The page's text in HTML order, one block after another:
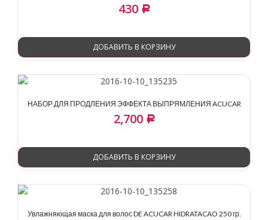
430 Р
ДОБАВИТЬ В КОРЗИНУ
НАБОР ДЛЯ ПРОДЛЕНИЯ ЭФФЕКТА ВЫПРЯМЛЕНИЯ ACUCAR
2,700 Р
ДОБАВИТЬ В КОРЗИНУ
Увлажняющая маска для волос DE ACUCAR HIDRATACAO 250 гр.